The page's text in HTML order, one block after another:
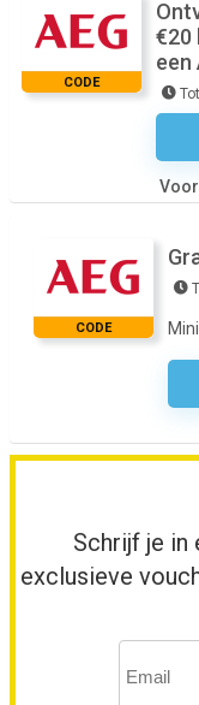
CODE
€20
een
CODE
Schrijf je in
exclusieve